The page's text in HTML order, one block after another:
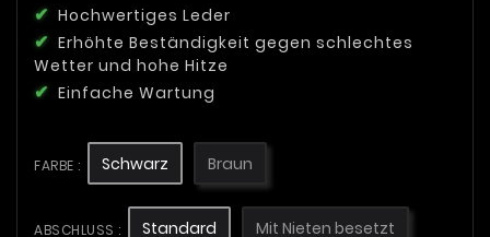
Hochwertiges Leder
Erhöhte Beständigkeit gegen schlechtes
Wetter und hohe Hitze
Einfache Wartung
FARBE : Schwarz Braun
ABSCHLUSS : Standard Mit Nieten besetzt